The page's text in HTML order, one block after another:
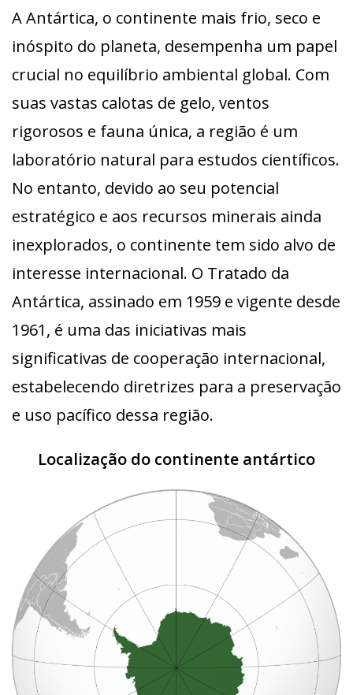
A Antártica, o continente mais frio, seco e
inóspito do planeta, desempenha um papel
crucial no equilíbrio ambiental global. Com
suas vastas calotas de gelo, ventos
rigorosos e fauna única, a região é um
laboratório natural para estudos científicos.
No entanto, devido ao seu potencial
estratégico e aos recursos minerais ainda
inexplorados, o continente tem sido alvo de
interesse internacional. O Tratado da
Antártica, assinado em 1959 e vigente desde
1961, é uma das iniciativas mais
significativas de cooperação internacional,
estabelecendo diretrizes para a preservação
e uso pacífico dessa região.
Localização do continente antártico